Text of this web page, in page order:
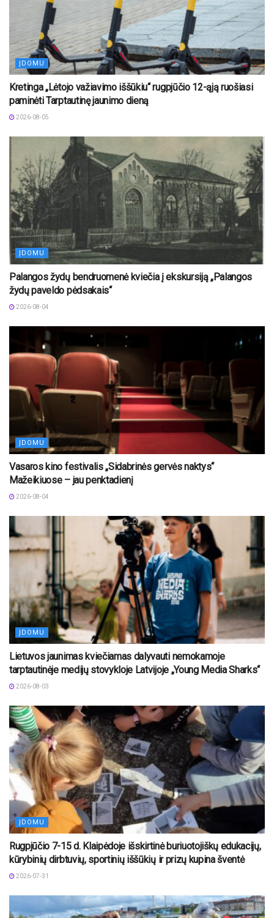
ĮDOMU
Kretinga „Lėtojo važiavimo iššūkiu“ rugpjūčio 12-ąją ruošiasi
paminėti Tarptautinę jaunimo dieną
2026-08-05
ĮDOMU
Palangos žydų bendruomenė kviečia į ekskursiją „Palangos
žydų paveldo pėdsakais“
2026-08-04
ĮDOMU
Vasaros kino festivalis „Sidabrinės gervės naktys“
Mažeikiuose – jau penktadienį
2026-08-04
ĮDOMU
Lietuvos jaunimas kviečiamas dalyvauti nemokamoje
tarptautinėje medijų stovykloje Latvijoje „Young Media Sharks“
2026-08-03
ĮDOMU
Rugpjūčio 7-15 d. Klaipėdoje išskirtinė buriuotojiškų edukacijų,
kūrybinių dirbtuvių, sportinių iššūkių ir prizų kupina šventė
2026-07-31